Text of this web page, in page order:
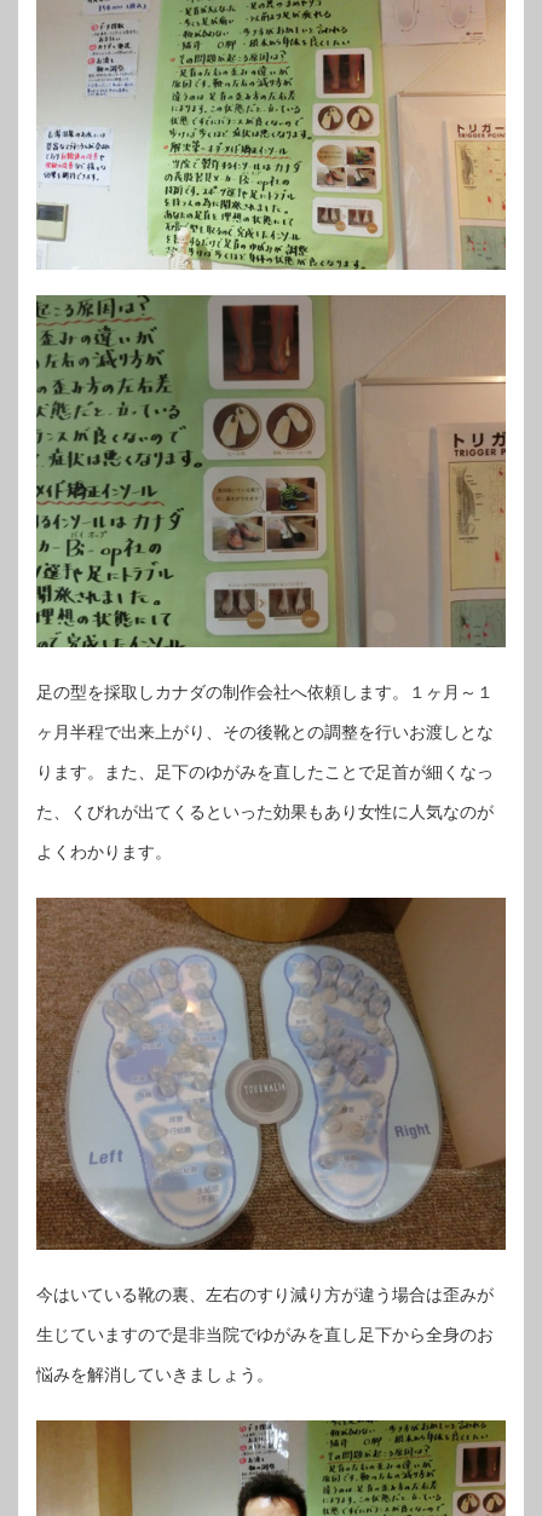
足の型を採取しカナダの制作会社へ依頼します。１ヶ月～１
ヶ月半程で出来上がり、その後靴との調整を行いお渡しとな
ります。また、足下のゆがみを直したことで足首が細くなっ
た、くびれが出てくるといった効果もあり女性に人気なのが
よくわかります。
今はいている靴の裏、左右のすり減り方が違う場合は歪みが
生じていますので是非当院でゆがみを直し足下から全身のお
悩みを解消していきましょう。